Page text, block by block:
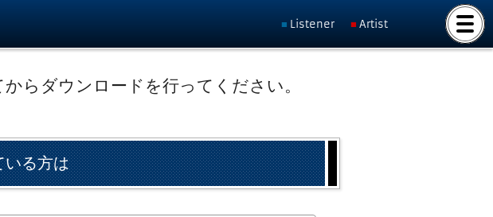
Listener Artist
らダウンロードを行ってください。
いる方は